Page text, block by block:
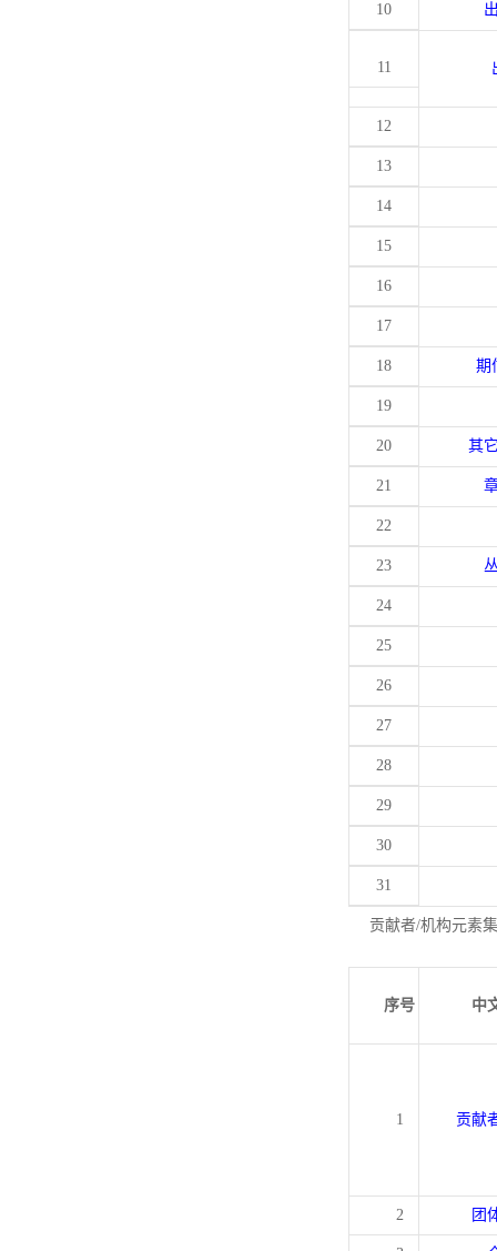
10
11
12
13
14
15
16
17
18 期
19
20 其
21
22
23
24
25
26
27
28
29
30
31
贡献者/机构元素
序号 中
1 贡献
2 团